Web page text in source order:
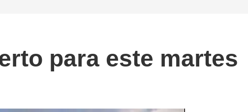
para este martes